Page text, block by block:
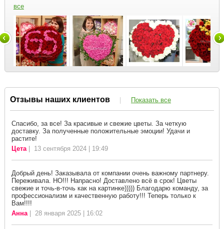
все
Отзывы наших клиентов | Показать все
Спасибо, за все! За красивые и свежие цветы. За четкую
доставку. За полученные положительные эмоции! Удачи и
растите!
Цета| 13 сентября 2024 | 19:49
Добрый день! Заказывала от компании очень важному партнеру.
Переживала. НО!!! Напрасно! Доставлено всё в срок! Цветы
свежие и точь-в-точь как на картинке))))) Благодарю команду, за
профессионализм и качественную работу!!! Теперь только к
Вам!!!!
Анна| 28 января 2025 | 16:02